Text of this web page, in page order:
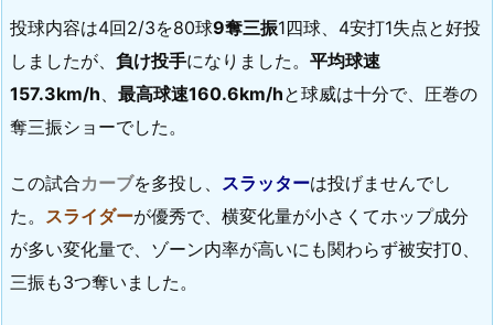
投球内容は4回2/3を80球9奪三振1四球、4安打1失点と好投
しましたが、 負け投手になりました。 平均球速
157.3km/h
最高球速160.6km/hと球威は十分で、圧巻の
奪三振ショーでした。
この試合カーブを多投し、 スラッターは投げませんでし
た。 スライダーが優秀で、横変化量が小さくてホップ成分
が多い変化量で、ゾーン内率が高いにも関わらず被安打0、
三振も3つ奪いました。